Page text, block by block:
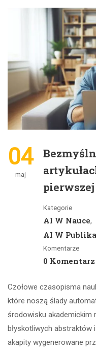
04
maj
Kategorie
AI W Nauce,
AI W
Komentarze
0 Komentarz
Czołowe czasopisma
które noszą ślady
środowisku akademickim
błyskotliwych abstraktów
akapity wygenerowane